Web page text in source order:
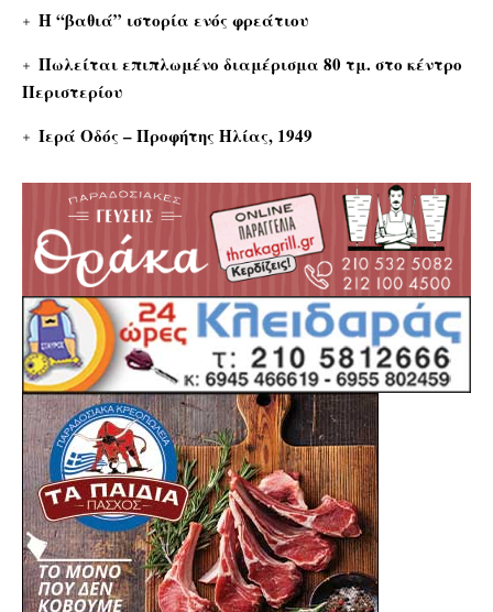
Η “βαθιά” ιστορία ενός φρεάτιου
Πωλείται επιπλωμένο διαμέρισμα 80 τμ. στο κέντρο
Περιστερίου
Ιερά Οδός – Προφήτης Ηλίας, 1949